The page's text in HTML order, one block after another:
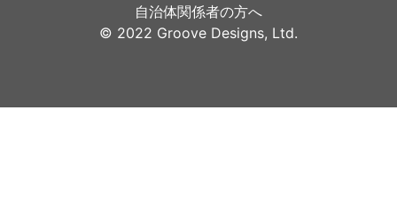
自治体関係者の方へ
©︎ 2022 Groove Designs, Ltd.